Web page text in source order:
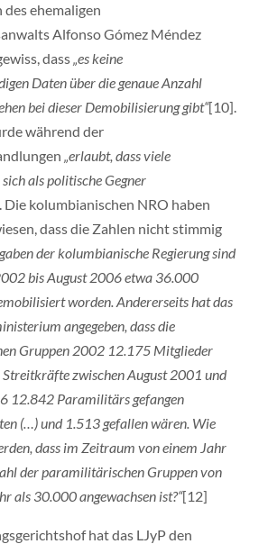
des ehemaligen
Alfonso Gómez Méndez
dass„es keine
Daten über die genaue Anzahl
bei dieser Demobilisierung gibt“[10].
während der
„erlaubt, dass viele
als politische Gegner
Die kolumbianischen NRO haben
dass die Zahlen nicht stimmig
der kolumbianische Regierung sind
bis August 2006 etwa 36.000
worden. Andererseits hat das
angegeben, dass die
Gruppen 2002 12.175 Mitglieder
Streitkräfte zwischen August 2001 und
12.842 Paramilitärs gefangen
(…) und 1.513 gefallen wären. Wie
dass im Zeitraum von einem Jahr
der paramilitärischen Gruppen von
als 30.000 angewachsen ist?“[12]
hat das LJyP den